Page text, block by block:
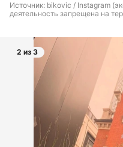
Источник: bikovic / Instagram
деятельность запрещена на
2 из 3